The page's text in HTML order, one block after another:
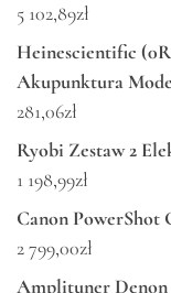
5 102,89zł
Heinescientific
Akupunktura
281,06zł
Ryobi Zestaw 2
1 198,99zł
Canon PowerShot
2 799,00zł
Amplituner